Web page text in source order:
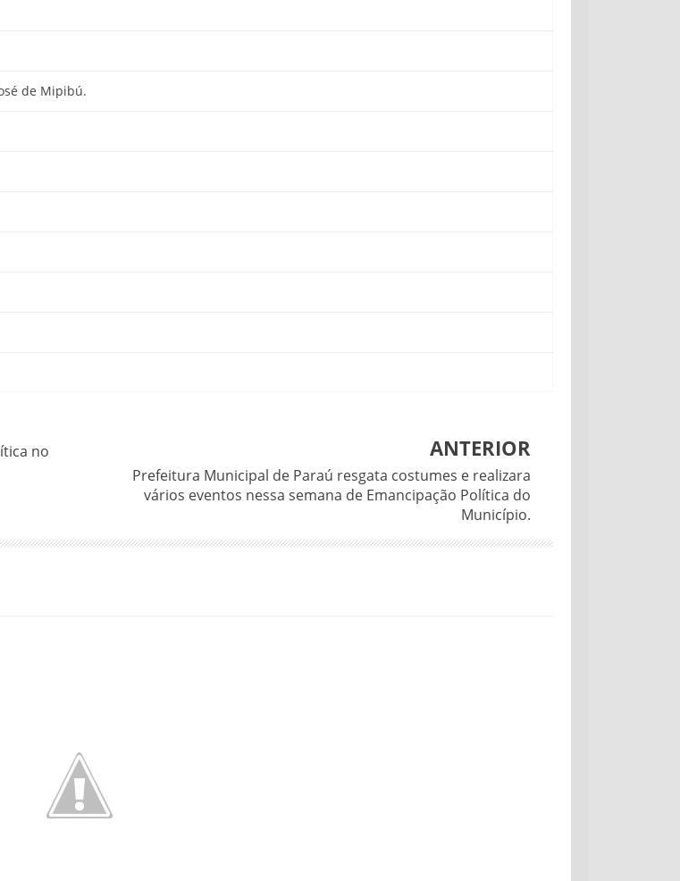
de Mipibú.
no
ANTERIOR
Prefeitura Municipal de Paraú resgata costumes e realizara
vários eventos nessa semana de Emancipação Política do
Município.